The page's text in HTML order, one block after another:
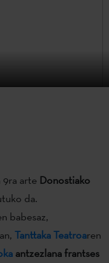
9ra arte Donostiako
da.
babesaz,
Tanttaka Teatroaren
antzezlana frantses